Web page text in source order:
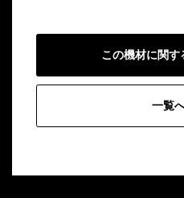
この機材に関す
一覧